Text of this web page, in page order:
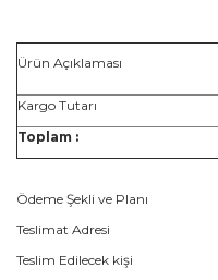
Ürün Açıklaması
Kargo Tutarı
Toplam :
Ödeme Şekli ve Planı
Teslimat Adresi
Teslim Edilecek kişi